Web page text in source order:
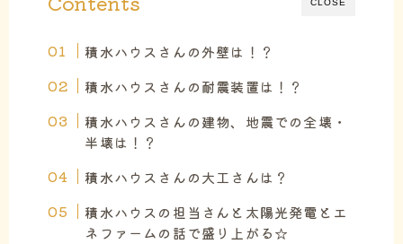
CLOSE
積水ハウスさんの外壁は！？
積水ハウスさんの耐震装置は！？
積水ハウスさんの建物、地震での全壊・
半壊は！？
積水ハウスさんの大工さんは？
積水ハウスの担当さんと太陽光発電とエ
ネファームの話で盛り上がる☆